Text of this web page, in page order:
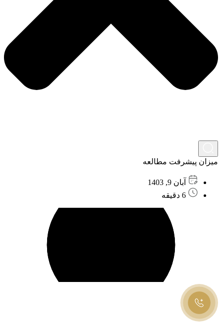
میزان پیشرفت مطالعه
آبان 9, 1403
6 دقیقه